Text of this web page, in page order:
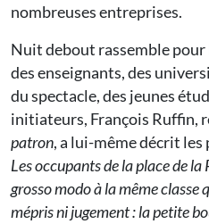
nombreuses entreprises.
Nuit debout rassemble
des enseignants, des
du spectacle, des jeunes
initiateurs, François Ruffin,
patron, a lui-même décrit
Les occupants de la place de
grosso modo à la même classe
mépris ni jugement : la petite